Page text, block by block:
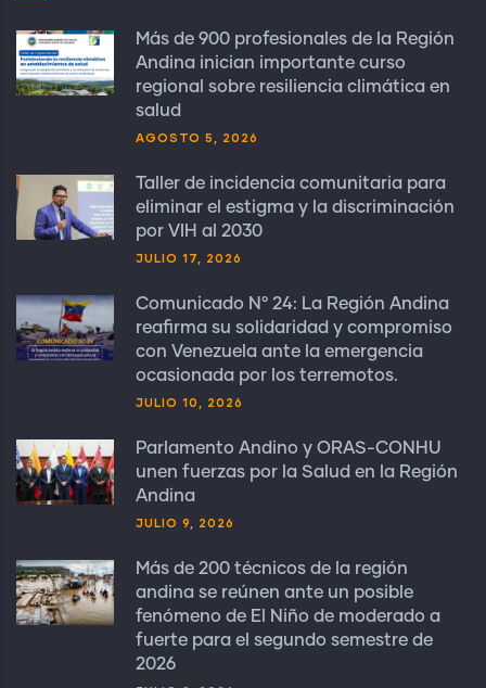
Más de 900 profesionales de la Región
Andina inician importante curso
regional sobre resiliencia climática en
salud
AGOSTO 5, 2026
Taller de incidencia comunitaria para
eliminar el estigma y la discriminación
por VIH al 2030
JULIO 17, 2026
Comunicado N° 24: La Región Andina
reafirma su solidaridad y compromiso
con Venezuela ante la emergencia
ocasionada por los terremotos.
JULIO 10, 2026
Parlamento Andino y ORAS-CONHU
unen fuerzas por la Salud en la Región
Andina
JULIO 9, 2026
Más de 200 técnicos de la región
andina se reúnen ante un posible
fenómeno de El Niño de moderado a
fuerte para el segundo semestre de
2026